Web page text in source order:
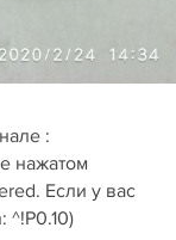
:
нажатом
Если у вас
^!P0.10)